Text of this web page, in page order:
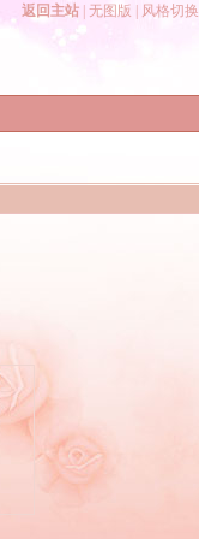
返回主站 无图版 风格切换